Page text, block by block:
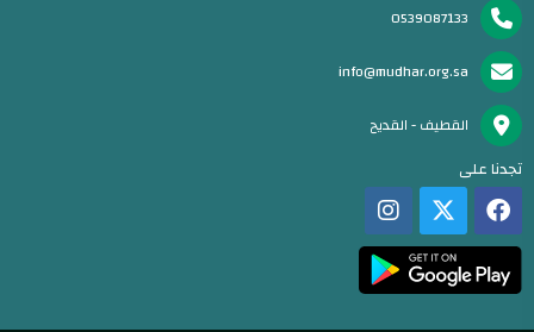
0539087133
info@mudhar.org.sa
القطيف - القديح
تجدنا على